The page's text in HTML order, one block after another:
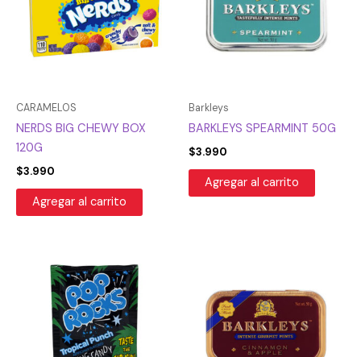
CARAMELOS
NERDS BIG CHEWY BOX
120G
$3.990
Agregar al carrito
Barkleys
BARKLEYS SPEARMINT 50G
$3.990
Agregar al carrito